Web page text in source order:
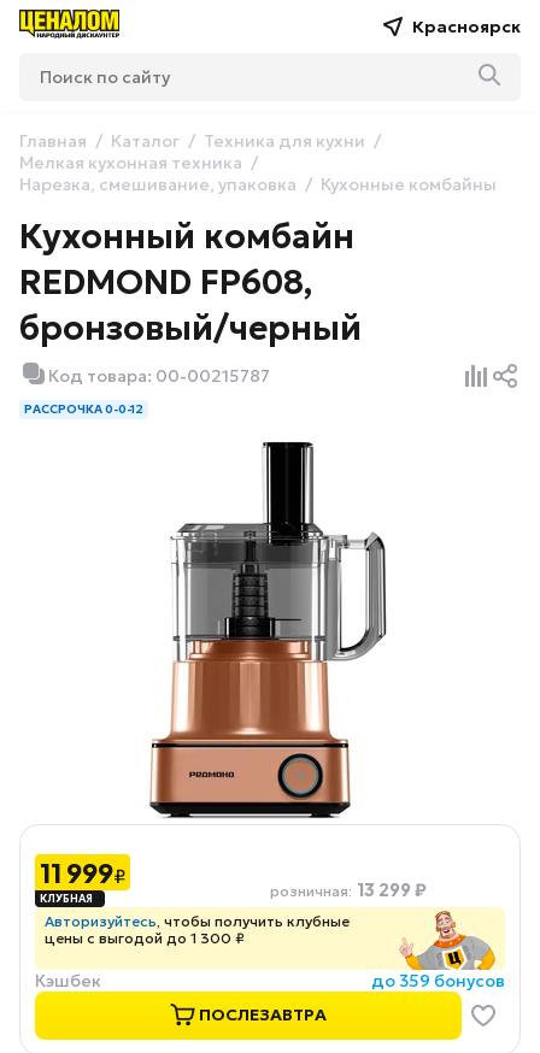
Красноярск
Главная Каталог
Техника для кухни
Мелкая кухонная техника
Нарезка, смешивание, упаковка
Кухонные комбайны
Кухонный комбайн
REDMOND FP608,
бронзовый/черный
Код товара: 00-00215787
РАССРОЧКА 0-0-12
11 999₽
розничная: 13 299 ₽
Авторизуйтесь, чтобы получить клубные
цены с выгодой до 1 300 ₽
Кэшбек
до 359 бонусов
ПОСЛЕЗАВТРА